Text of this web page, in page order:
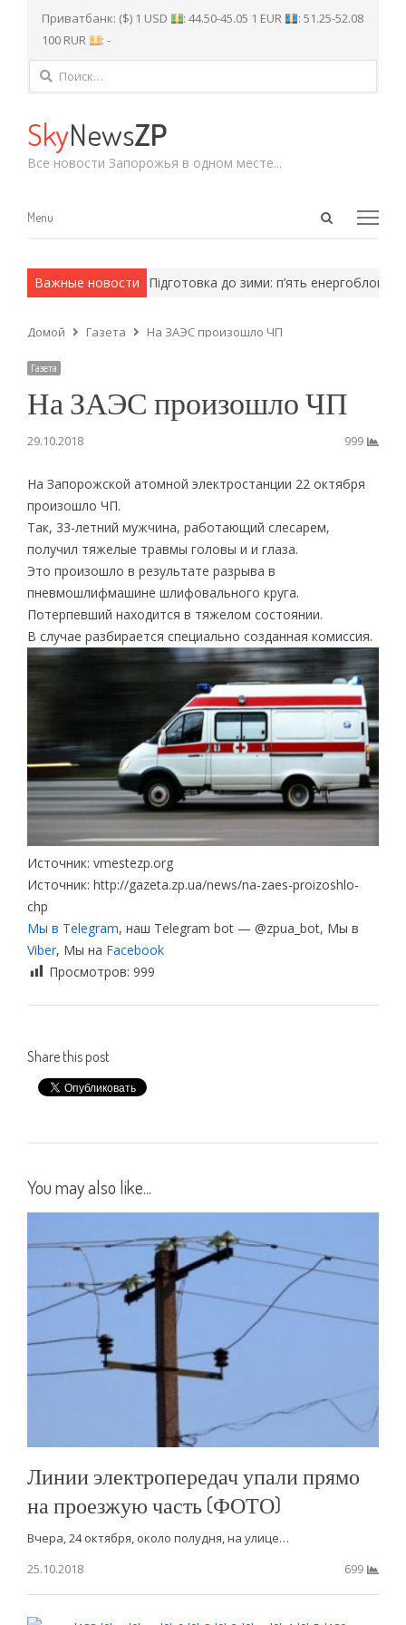
Приватбанк: ($) 1 USD : 44.50-45.05 1 EUR
: 51.25-52.08
100 RUR
: -
Найти:
SkyNewsZP
Все новости Запорожья в одном месте...
Open
Menu
Menu
Важные новости
методы. Підготовка до зими: п’ять енергоблоків
Домой Газета На ЗАЭС произошло ЧП
Газета
На ЗАЭС произошло ЧП
29.10.2018 999
На Запорожской атомной электростанции 22 октября
произошло ЧП.
Так, 33-летний мужчина, работающий слесарем,
получил тяжелые травмы головы и и глаза.
Это произошло в результате разрыва в
пневмошлифмашине шлифовального круга.
Потерпевший находится в тяжелом состоянии.
В случае разбирается специально созданная комиссия.
Источник: vmestezp.org
Источник: http://gazeta.zp.ua/news/na-zaes-proizoshlo-
chp
Мы в Telegram, наш Telegram bot — @zpua_bot, Мы в
Viber, Мы на Facebook
Просмотров: 999
Share this post
You may also like...
Линии электропередач упали прямо
на проезжую часть (ФОТО)
Вчера, 24 октября, около полудня, на улице…
25.10.2018
699